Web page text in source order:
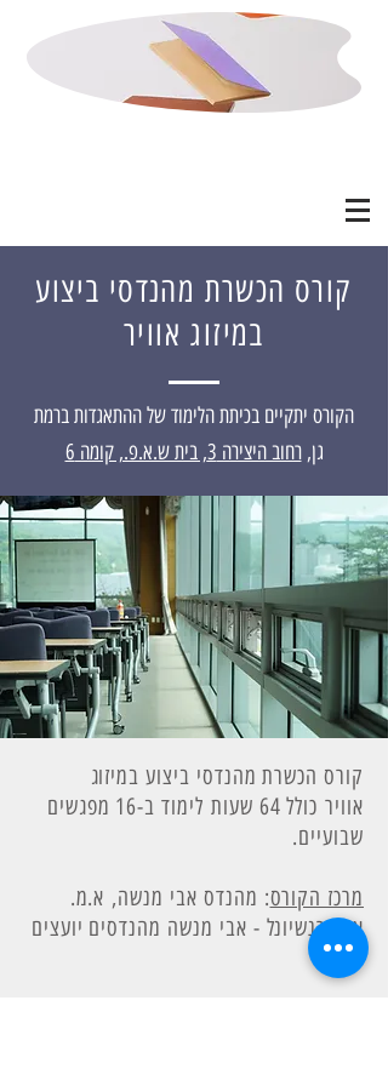
קורס הכשרת מהנדסי ביצוע
במיזוג אוויר
הקורס יתקיים בכיתת הלימוד של ההתאגדות ברמת
גן,רחוב היצירה 3, בית ש.א.פ., קומה 6
קורס הכשרת מהנדסי ביצוע במיזוג
אוויר כולל 64 שעות לימוד ב-16 מפגשים
שבועיים.
מרכז הקורס: מהנדס אבי מנשה, א.מ.
אינטרנשיונל - אבי מנשה מהנדסים יועצים
בע"מ